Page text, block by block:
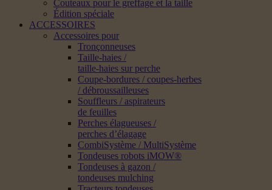
Couteaux pour le greffage et la taille
Édition spéciale
ACCESSOIRES
Accessoires pour
Tronçonneuses
Taille-haies /
taille-haies sur perche
Coupe-bordures / coupes-herbes
/ débroussailleuses
Souffleurs / aspirateurs
de feuilles
Perches élagueuses /
perches d’élagage
CombiSystème / MultiSystème
Tondeuses robots iMOW®
Tondeuses à gazon /
tondeuses mulching